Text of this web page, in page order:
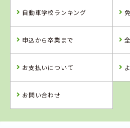
詳 細
バーズスクール
予 約
自動車学校ランキング
申込から卒業まで
お支払いについて
お問い合わせ